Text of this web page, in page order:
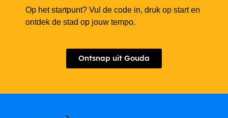
Op het startpunt? Vul de code in, druk op start en
ontdek de stad op jouw tempo.
Ontsnap uit Gouda